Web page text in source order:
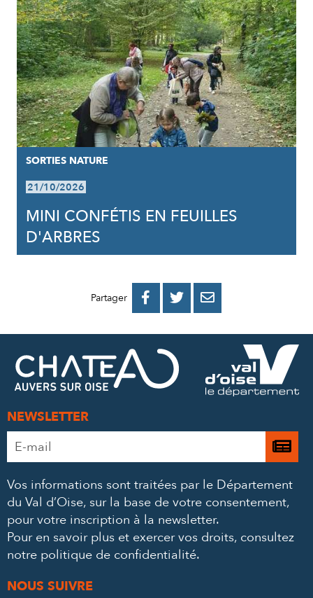
SORTIES NATURE
21/10/2026
MINI CONFÉTIS EN FEUILLES
D'ARBRES
Partager 
PARTAGER
FACEBOOK
PARTAGER
PARTAGER
MAIL
NEWSLETTER
Adresse
e-
*
Je
à
Vos informations sont traitées par le Département
du Val d’Oise, sur la base de votre consentement,
pour votre inscription à la newsletter.
Pour en savoir plus et exercer vos droits, consultez
notre politique de confidentialité.
NOUS SUIVRE